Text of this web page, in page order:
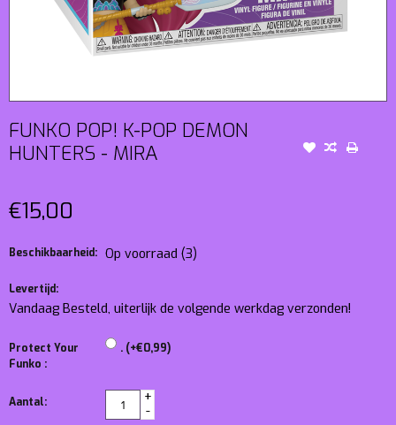
FUNKO POP! K-POP DEMON
HUNTERS - MIRA
€15,00
Beschikbaarheid: Op voorraad (3)
Levertijd:
Vandaag Besteld, uiterlijk de volgende werkdag verzonden!
Protect Your
Funko :
. (+€0,99)
Aantal:
+
-